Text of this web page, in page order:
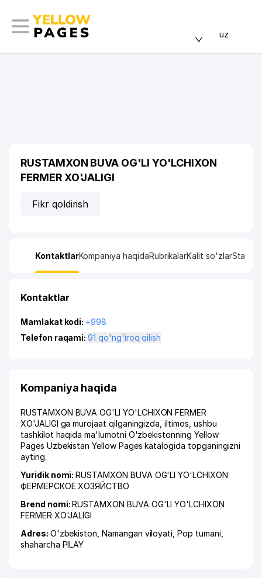
uz
RUSTAMXON BUVA OG'LI YO'LCHIXON
FERMER XO'JALIGI
Fikr qoldirish
KontaktlarKompaniya haqidaRubrikalarKalit so'zlar
Kontaktlar
Mamlakat kodi: +998
Telefon raqami:
91 qo'ng'iroq qilish
Kompaniya haqida
RUSTAMXON BUVA OG'LI YO'LCHIXON FERMER
XO'JALIGI ga murojaat qilganingizda, iltimos, ushbu
tashkilot haqida ma'lumotni O'zbekistonning Yellow
Pages Uzbekistan Yellow Pages katalogida topganingizni
ayting.
Yuridik nomi:RUSTAMXON BUVA OG'LI YO'LCHIXON
ФЕРМЕРСКОЕ ХОЗЯЙСТВО
Brend nomi:RUSTAMXON BUVA OG'LI YO'LCHIXON
FERMER XO'JALIGI
Adres: O'zbekiston,Namangan viloyati ,Pop tumani
shaharcha PILAY